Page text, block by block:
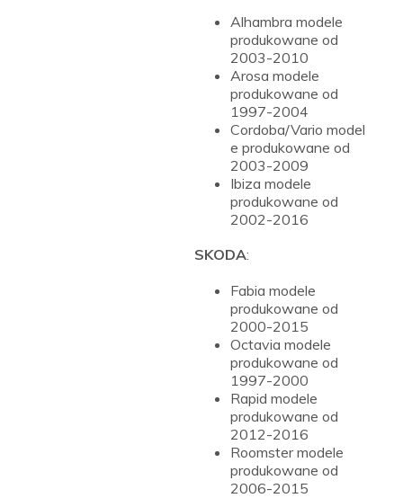
Alhambra modele
produkowane od
2003-2010
Arosa modele
produkowane od
1997-2004
Cordoba/Vario model
e produkowane od
2003-2009
Ibiza modele
produkowane od
2002-2016
SKODA:
Fabia modele
produkowane od
2000-2015
Octavia modele
produkowane od
1997-2000
Rapid modele
produkowane od
2012-2016
Roomster modele
produkowane od
2006-2015